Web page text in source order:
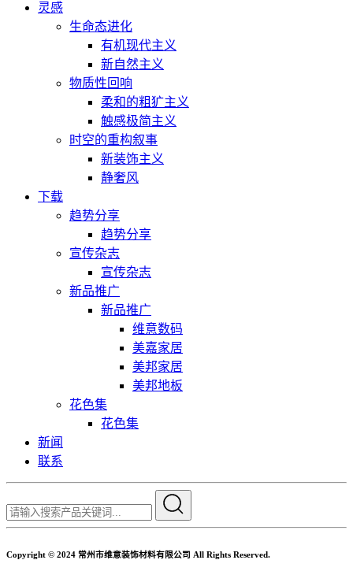
灵感
生命态进化
有机现代主义
新自然主义
物质性回响
柔和的粗犷主义
触感极简主义
时空的重构叙事
新装饰主义
静奢风
下载
趋势分享
趋势分享
宣传杂志
宣传杂志
新品推广
新品推广
维意数码
美嘉家居
美邦家居
美邦地板
花色集
花色集
新闻
联系
Copyright © 2024 常州市维意装饰材料有限公司 All Rights Reserved.